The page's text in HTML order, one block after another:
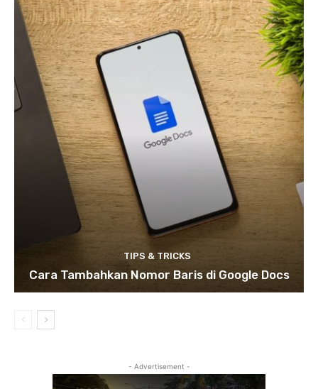
TIPS & TRICKS
Cara Tambahkan Nomor Baris di Google Docs
- Advertisement -